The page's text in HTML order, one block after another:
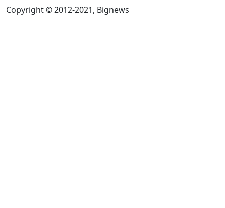
Copyright © 2012-2021, Bignews